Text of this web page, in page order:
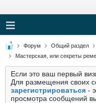
Форум Общий раздел
Мастерская, или секреты
Если это ваш первый
Для размещения своих
зарегистрироваться -
просмотра сообщений